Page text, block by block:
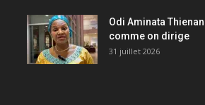
Odi Aminata
comme on dirige
31 juillet 2026